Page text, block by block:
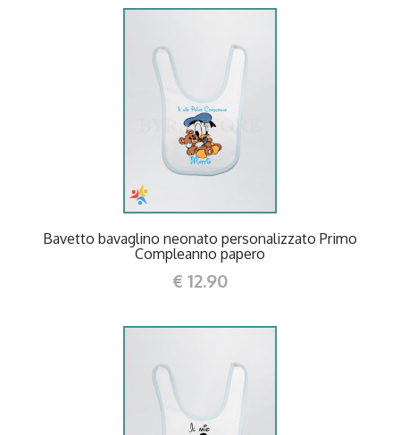
DETTAGLI
Bavetto bavaglino neonato personalizzato Primo
Compleanno papero
€ 12.90
DETTAGLI